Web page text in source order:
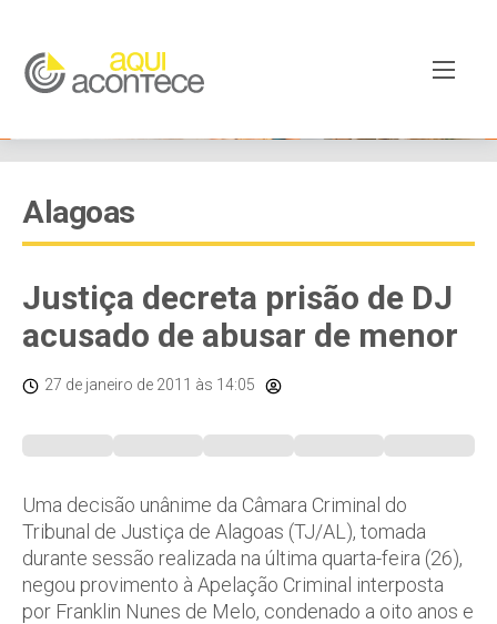
Alagoas
Justiça decreta prisão de DJ
acusado de abusar de menor
27 de janeiro de 2011 às 14:05
Uma decisão unânime da Câmara Criminal do
Tribunal de Justiça de Alagoas (TJ/AL), tomada
durante sessão realizada na última quarta-feira (26),
negou provimento à Apelação Criminal interposta
por Franklin Nunes de Melo, condenado a oito anos e